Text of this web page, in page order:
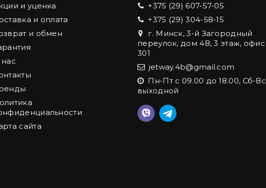
и уценка
и оплата
и обмен
сайта
+375 (29) 607-57-05
+375 (29) 304-58-15
г. Минск, 3-й Загородный
переулок, дом 4В, 3 этаж, офис
301
jetway.4b@gmail.com
Пн-Пт с 09.00 до 18.00, Сб-Вс
выходной